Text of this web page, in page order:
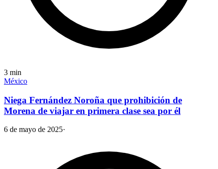
3 min
México
Niega Fernández Noroña que prohibición de
Morena de viajar en primera clase sea por él
6 de mayo de 2025·